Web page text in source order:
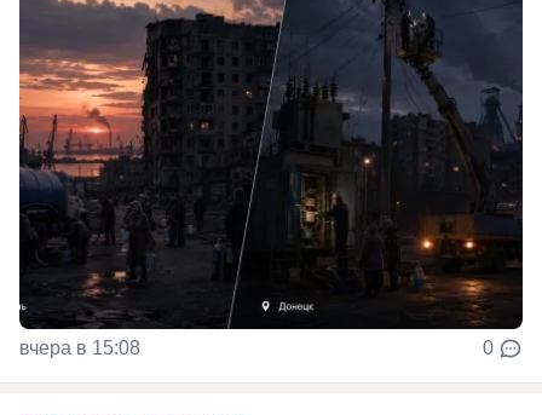
вчера в 15:08 0